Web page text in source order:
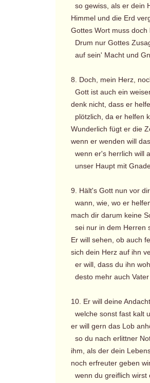
so gewiss, als er dein
Himmel und die Erd
Gottes Wort muss doch
Drum nur Gottes
auf sein' Macht und
8. Doch, mein Herz,
Gott ist auch ein
denk nicht, dass er
plötzlich, da er helfen
Wunderlich fügt er die
wenn er wenden will
wenn er's herrlich will
unser Haupt mit
9. Hält's Gott nun vor
wann, wie, wo er
mach dir darum keine
sei nur in dem Herren
Er will sehen, ob auch
sich dein Herz auf ihn
er will, dass du ihn
desto mehr auch Vater
10. Er will deine
welche sonst fast kalt
er will gern das Lob
so du nach erlittner
ihm, als der dein
noch erfreuter geben
wenn du greiflich wirst